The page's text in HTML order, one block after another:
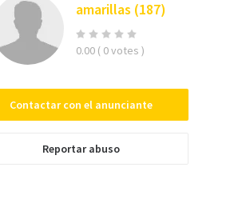
amarillas (187)
0.00 ( 0 votes )
Contactar con el anunciante
Reportar abuso